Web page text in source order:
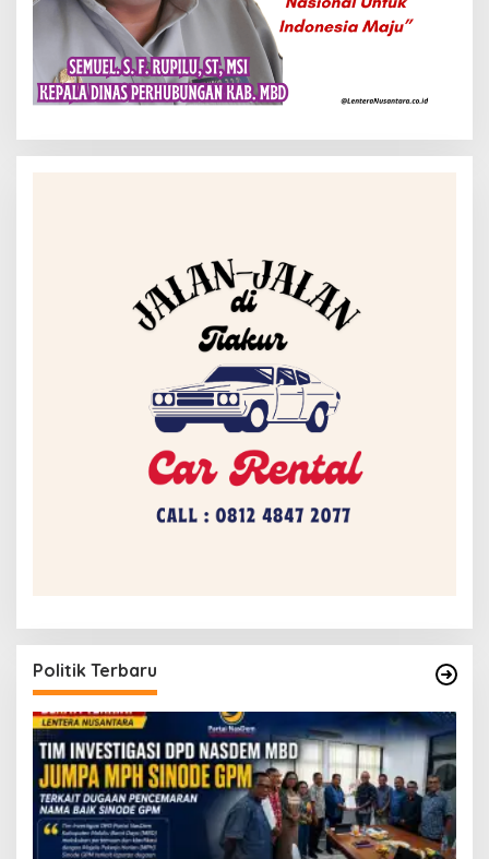
Politik Terbaru